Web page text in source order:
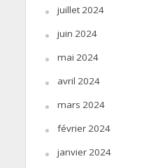
juillet 2024
juin 2024
mai 2024
avril 2024
mars 2024
février 2024
janvier 2024